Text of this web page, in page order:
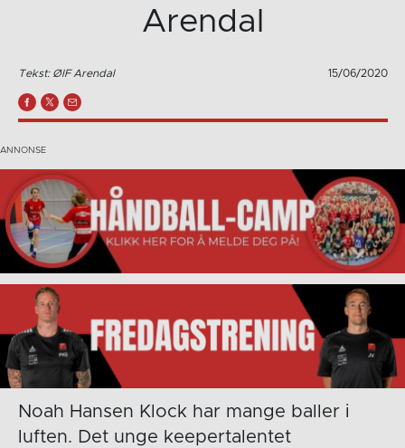
Arendal
Tekst: ØIF Arendal 15/06/2020
Noah Hansen Klock har mange baller i
luften. Det unge keepertalentet